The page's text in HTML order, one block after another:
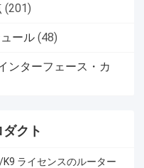
(201)
ール (48)
ンターフェース・カ
クト
K9 ライセンスのルーター